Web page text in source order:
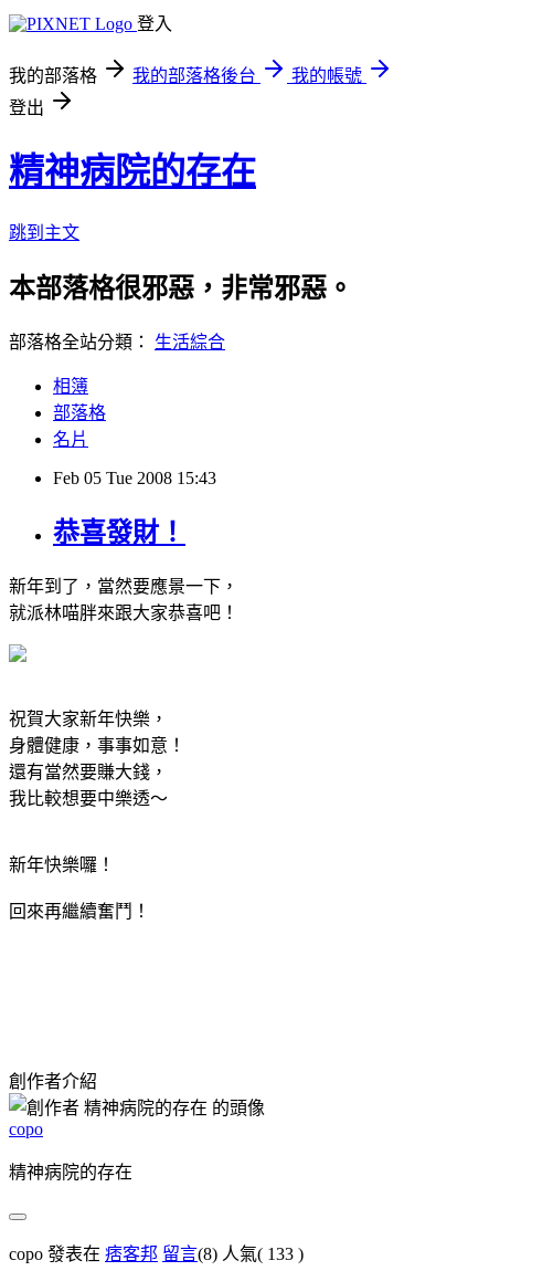
登入
我的部落格 我的部落格後台
我的帳號
登出
精神病院的存在
跳到主文
本部落格很邪惡，非常邪惡。
部落格全站分類： 生活綜合
相簿
部落格
名片
Feb 05 Tue 2008 15:43
恭喜發財！
新年到了，當然要應景一下，
就派林喵胖來跟大家恭喜吧！
祝賀大家新年快樂，
身體健康，事事如意！
還有當然要賺大錢，
我比較想要中樂透～
新年快樂囉！
回來再繼續奮鬥！
創作者介紹
copo
精神病院的存在
copo 發表在 痞客邦 留言(8) 人氣( 133 )